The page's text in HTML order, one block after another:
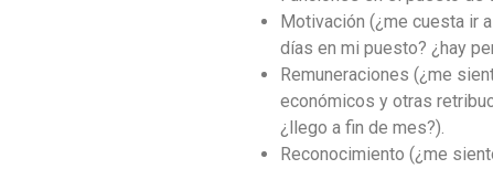
Motivación (¿me cuesta ir
días en mi puesto? ¿hay
Remuneraciones (¿me
económicos y otras
¿llego a fin de mes?).
Reconocimiento (¿me